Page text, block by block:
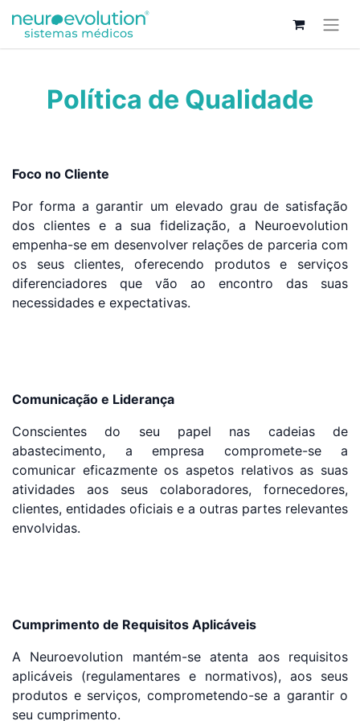
Política de Qualidade
Foco no Cliente
Por forma a garantir um elevado grau de satisfação
dos clientes e a sua fidelização, a Neuroevolution
empenha-se em desenvolver relações de parceria com
os seus clientes, oferecendo produtos e serviços
diferenciadores que vão ao encontro das suas
necessidades e expectativas.
Comunicação e Liderança
Conscientes do seu papel nas cadeias de
abastecimento, a empresa compromete-se a
comunicar eficazmente os aspetos relativos as suas
atividades aos seus colaboradores, fornecedores,
clientes, entidades oficiais e a outras partes relevantes
envolvidas.
Cumprimento de Requisitos Aplicáveis
A Neuroevolution mantém-se atenta aos requisitos
aplicáveis (regulamentares e normativos), aos seus
produtos e serviços, comprometendo-se a garantir o
seu cumprimento.